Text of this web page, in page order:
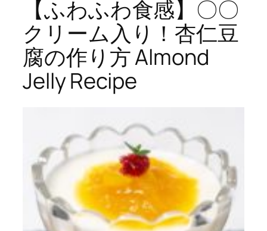
【ふわふわ食感】〇〇
クリーム入り！杏仁豆
腐の作り方 Almond
Jelly Recipe